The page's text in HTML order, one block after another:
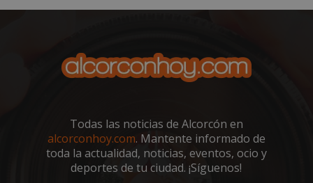
Todas las noticias de Alcorcón en
alcorconhoy.com. Mantente informado de
toda la actualidad, noticias, eventos, ocio y
deportes de tu ciudad. ¡Síguenos!
Nombre
Proveedor
Dominio
Vencimiento
test_cookie
Google LLC
.doubleclick.net
15 minutos
Nombre
Proveedor/
Vencimiento
ttwid
.tiktok.com
11 meses 4
semanas